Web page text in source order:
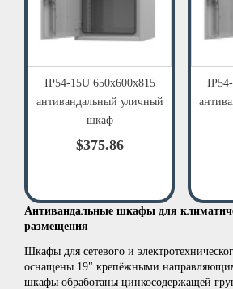
IP54-15U 650х600х815
антивандальный уличный
шкаф
$375.86
Антивандальные шкафы для
размещения
Шкафы для сетевого и
оснащены 19" крепёжными
шкафы обработаны цинкосодержащей